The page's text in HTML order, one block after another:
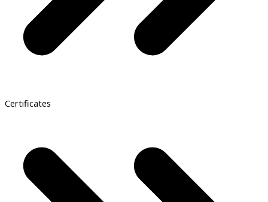
Certificates